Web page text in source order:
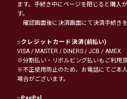
ます。手続き中にページを閉じると購入
す。
確認画面後に決済画面にて決済手続きを
○クレジットカード決済(前払い)
VISA / MASTER / DINERS / JCB / AMEX
※分割払い・リボルビング払いもご利用頂
※不正使用防止のため、お電話にてご本
場合がございます。